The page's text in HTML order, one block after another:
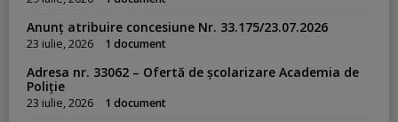
Anunț atribuire concesiune Nr. 33.175/23.07.2026
23 iulie, 2026 1 document
Adresa nr. 33062 – Ofertă de școlarizare Academia de
Poliție
23 iulie, 2026 1 document